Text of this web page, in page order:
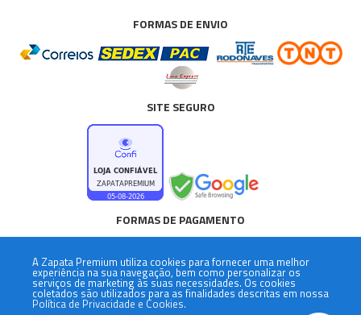
FORMAS DE ENVIO
SITE SEGURO
FORMAS DE PAGAMENTO
A Zapata Premium utiliza cookies para fornecer uma melhor
experiência na sua navegação, bem como personalizar os
serviços de marketing às suas necessidades. Os cookies
coletados são utilizados para as finalidades descritas em nossa
Política de Privacidade e Cookies.